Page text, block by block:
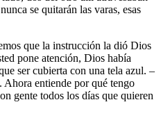
se quitarán las varas, esas
que la instrucción la dió Dios
pone atención, Dios había
ser cubierta con una tela azul. –
Ahora entiende por qué tengo
gente todos los días que quieren